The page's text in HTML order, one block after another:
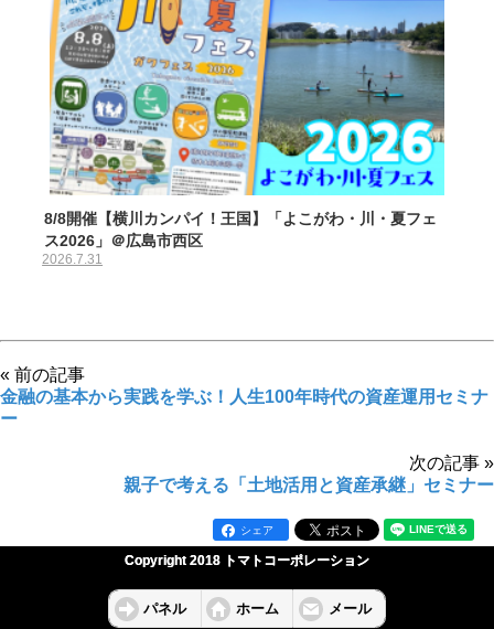
8/8開催【横川カンパイ！王国】「よこがわ・川・夏フェ
ス2026」＠広島市西区
2026.7.31
« 前の記事
金融の基本から実践を学ぶ！人生100年時代の資産運用セミナ
ー
次の記事 »
親子で考える「土地活用と資産承継」セミナー
シェア
Copyright 2018 トマトコーポレーション
パネル ホーム メール